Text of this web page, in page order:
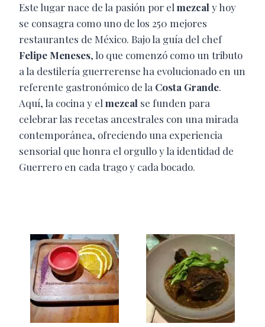
Este lugar nace de la pasión por el mezcal y hoy
se consagra como uno de los 250 mejores
restaurantes de México. Bajo la guía del chef
Felipe Meneses, lo que comenzó como un tributo
a la destilería guerrerense ha evolucionado en un
referente gastronómico de la Costa Grande.
Aquí, la cocina y el mezcal se funden para
celebrar las recetas ancestrales con una mirada
contemporánea, ofreciendo una experiencia
sensorial que honra el orgullo y la identidad de
Guerrero en cada trago y cada bocado.